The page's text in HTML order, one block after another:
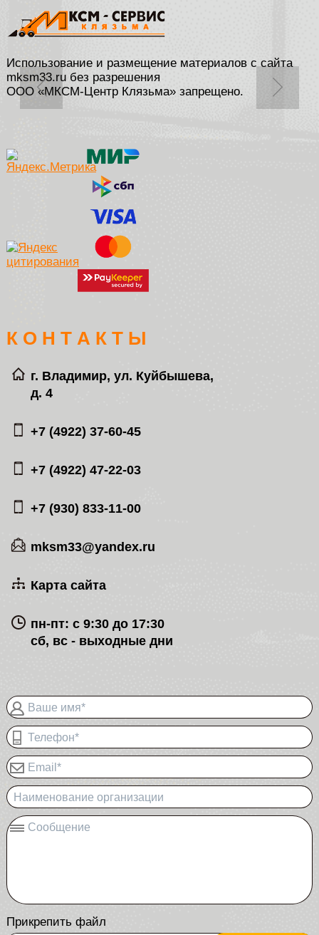
Использование и размещение материалов с сайта
mksm33.ru без разрешения
ООО «МКСМ-Центр Клязьма» запрещено.
К О Н Т А К Т Ы
г. Владимир, ул. Куйбышева,
д. 4
+7 (4922) 37-60-45
+7 (4922) 47-22-03
+7 (930) 833-11-00
mksm33@yandex.ru
Карта сайта
пн-пт: с 9:30 до 17:30
сб, вс - выходные дни
Ваше имя*
Телефон*
Email*
Наименование организации
Сообщение
Прикрепить файл